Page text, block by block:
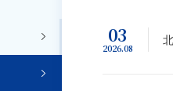
03
2026.08